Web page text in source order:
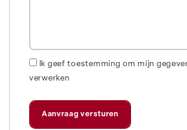
Ik geef toestemming om mijn
verwerken